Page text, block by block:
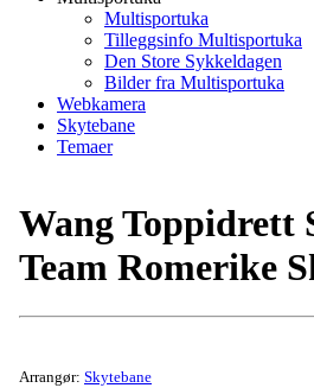
Multisportuka
Tilleggsinfo Multisportuka
Den Store Sykkeldagen
Bilder fra Multisportuka
Webkamera
Skytebane
Temaer
Wang Toppidrett
Team Romerike
Arrangør: Skytebane